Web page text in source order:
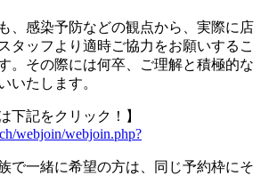
、感染予防などの観点から、実際に店
タッフより適時ご協力をお願いするこ
。その際には何卒、ご理解と積極的な
いたします。
下記をクリック！】
webjoin/webjoin.php?
で一緒に希望の方は、同じ予約枠にそ